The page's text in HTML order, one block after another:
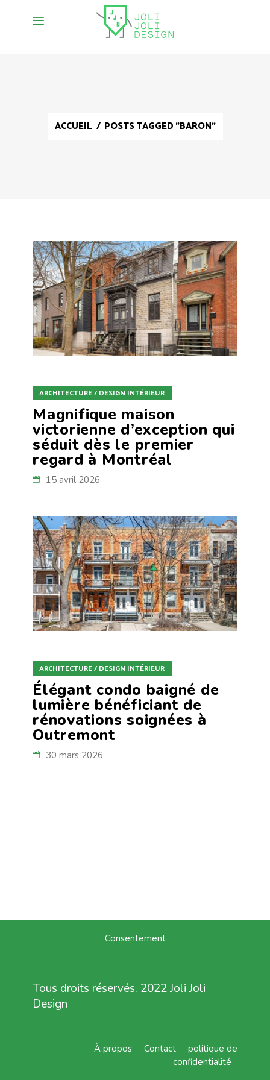
ACCUEIL / POSTS TAGGED "BARON"
ARCHITECTURE / DESIGN INTÉRIEUR
Magnifique maison
victorienne d’exception qui
séduit dès le premier
regard à Montréal
15 avril 2026
ARCHITECTURE / DESIGN INTÉRIEUR
Élégant condo baigné de
lumière bénéficiant de
rénovations soignées à
Outremont
30 mars 2026
Consentement
Tous droits réservés. 2022 Joli Joli
Design
À propos Contact
politique de
confidentialité